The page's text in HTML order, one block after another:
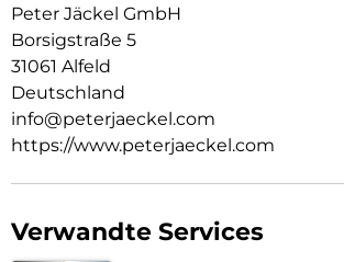
Peter Jäckel GmbH
Borsigstraße 5
31061 Alfeld
Deutschland
info@peterjaeckel.com
https://www.peterjaeckel.com
Verwandte Services